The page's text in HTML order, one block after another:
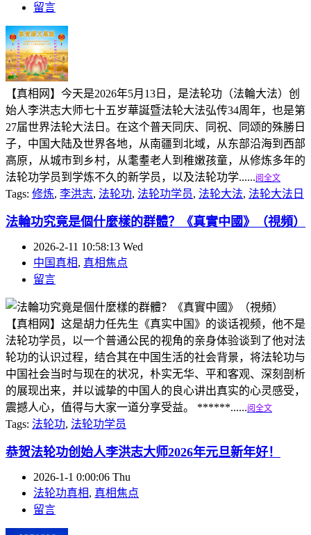
留言
【真相网】今天是2026年5月13日，是法轮功（法輪大法）创
始人李洪志大师七十五岁華誕暨法轮大法弘传34周年，也是第
27届世界法轮大法日。在这个普天同庆、同祝、同颂的殊勝日
子，中国大陆及世界各地，从南疆到北域，从东部沿海到西部
高原，从城市到乡村，从耄耋老人到稚嫩孩童，从修炼多年的
法轮功学员到学炼不久的新学员，以及法轮功学......阅全文
Tags: 修炼, 李洪志, 法轮功, 法轮功学员, 法轮大法, 法轮大法日
法輪功究竟是個什麼樣的群體？《真實中國》（視頻）
2026-2-11 10:58:13 Wed
中国真相, 真相焦点
留言
【真相网】这是胡力任先生《真实中国》的谈话视频，他不是
法轮功学员，以一个普通公民的视角的亲身体验谈到了他对法
轮功的认识过程，结合其在中国生活的社会背景，将法轮功与
中国社会当时与现在的状况，朴实无华、平和客观、深刻剖析
的展现出来，并以诚挚的中国人的良心讲出真实的心灵感受，
震撼人心，值得与大家一道分享受益。 ******......阅全文
Tags: 法轮功, 法轮功学员
恭贺法轮功创始人李洪志大师2026年元旦新年好！
2026-1-1 0:00:06 Thu
法轮功真相, 真相焦点
留言